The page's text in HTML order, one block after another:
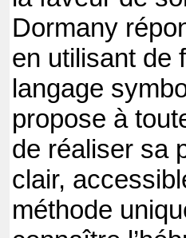
Dormany
en utilisant de
langage
propose à
de réaliser sa
clair,
méthode